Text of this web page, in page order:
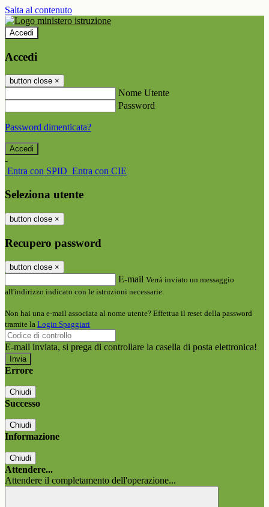
Salta al contenuto
Accedi
Accedi
button close ×
Nome Utente
Password
Password dimenticata?
-
Entra con SPID Entra con CIE
Seleziona utente
button close ×
Recupero password
button close ×
E-mail Verrà inviato un messaggio
all'indirizzo indicato con le istruzioni necessarie.
Non hai una e-mail associata al nome utente? Effettua il reset della password
tramite la Login Spaggiari
E-mail inviata, si prega di controllare la casella di posta elettronica!
Errore
Chiudi
Successo
Chiudi
Informazione
Chiudi
Attendere...
Attendere il completamento dell'operazione...